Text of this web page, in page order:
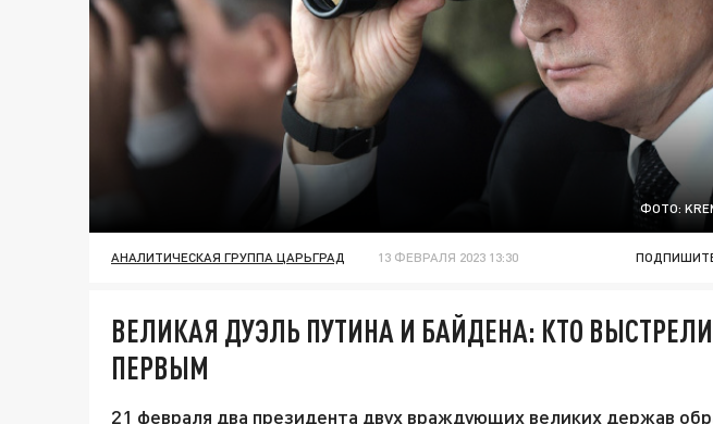
ФОТО:
АНАЛИТИЧЕСКАЯ ГРУППА ЦАРЬГРАД 13 ФЕВРАЛЯ 2023 13:30
ВЕЛИКАЯ ДУЭЛЬ ПУТИНА И БАЙДЕНА: КТО
ПЕРВЫМ
21 февраля два президента двух враждующих великих держав